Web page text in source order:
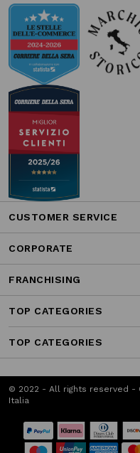
CUSTOMER SERVICE
CORPORATE
FRANCHISING
TOP CATEGORIES
TOP CATEGORIES
© 2022 - All rights reserved -
Italia